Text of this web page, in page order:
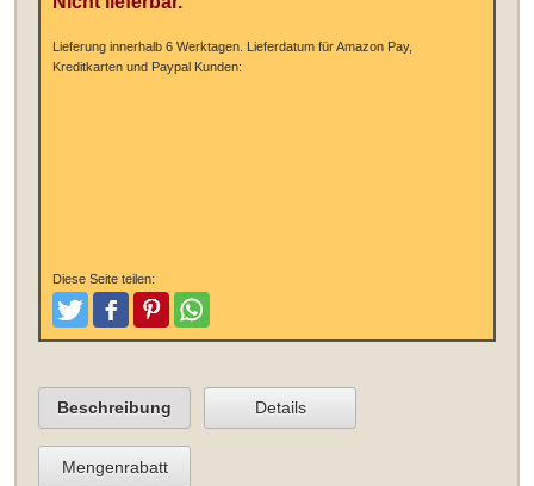
Lieferung innerhalb 6 Werktagen. Lieferdatum für Amazon Pay,
Kreditkarten und Paypal Kunden:
Diese Seite teilen:
TweetenPostenPinterestTeilen
Beschreibung Details
Mengenrabatt